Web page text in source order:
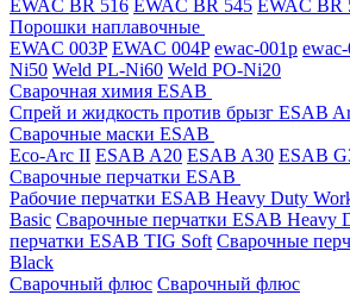
EWAC BR 516 EWAC BR 545 EWAC BR
Порошки наплавочные
EWAC 003P EWAC 004P ewac-001p
Ni50 Weld PL-Ni60 Weld PO-Ni20
Сварочная химия ESAB
Спрей и жидкость против брызг ESAB
Сварочные маски ESAB
Eco-Arc II ESAB A20 ESAB A30 ESAB
Сварочные перчатки ESAB
Рабочие перчатки ESAB Heavy Duty
Basic Сварочные перчатки ESAB Heavy
перчатки ESAB TIG Soft Сварочные
Black
Сварочный флюс Сварочный флюс